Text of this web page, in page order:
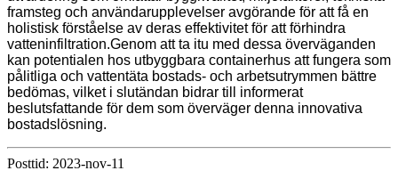
framsteg och användarupplevelser avgörande för att få en
holistisk förståelse av deras effektivitet för att förhindra
vatteninfiltration.Genom att ta itu med dessa överväganden
kan potentialen hos utbyggbara containerhus att fungera som
pålitliga och vattentäta bostads- och arbetsutrymmen bättre
bedömas, vilket i slutändan bidrar till informerat
beslutsfattande för dem som överväger denna innovativa
bostadslösning.
Posttid: 2023-nov-11